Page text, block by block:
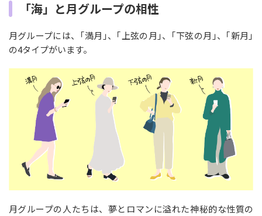
「海」と月グループの相性
月グループには、｢満月｣、｢上弦の月｣、｢下弦の月｣、｢新月｣
の4タイプがいます。
月グループの人たちは、夢とロマンに溢れた神秘的な性質の